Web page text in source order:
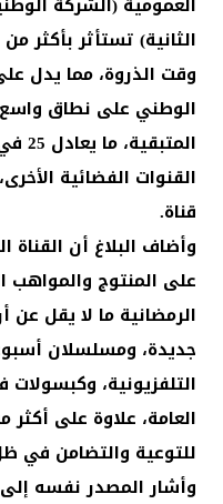
وقت الذروة، مما يدل
الوطني على نطاق
قناة.
وأضاف البلاغ أن القناة
على المنتوج
الرمضانية ما لا يقل
جديدة، ومسلسلان
التلفزيونية،
العامة، علاوة على
للتوعية والتضامن في
وأشار المصدر نفسه